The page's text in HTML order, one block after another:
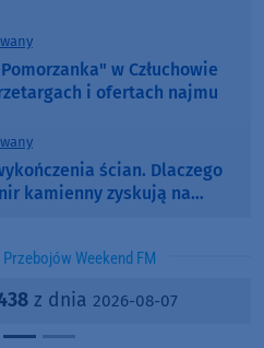
w Człuchowie
i ofertach najmu
ścian. Dlaczego
kamienny zyskują na
Przebojów Weekend FM
z dnia 2026-08-07